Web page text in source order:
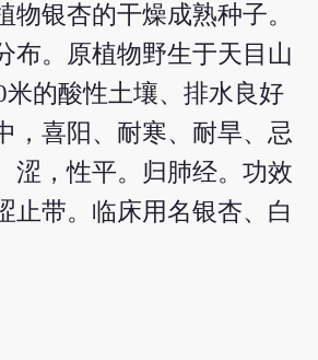
物银杏的干燥成熟种子。
布。原植物野生于天目山
米的酸性土壤、排水良好
，喜阳、耐寒、耐旱、忌
涩，性平。归肺经。功效
止带。临床用名银杏、白